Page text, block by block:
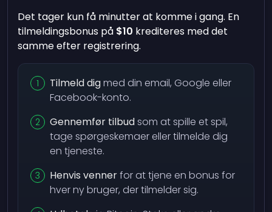
Det tager kun få minutter at komme i gang. En
tilmeldingsbonus på $10 krediteres med det
samme efter registrering.
Tilmeld digmed din email, Google eller
Facebook-konto.
Gennemfør tilbudsom at spille et spil,
tage spørgeskemaer eller tilmelde dig
en tjeneste.
Henvis vennerfor at tjene en bonus for
hver ny bruger, der tilmelder sig.